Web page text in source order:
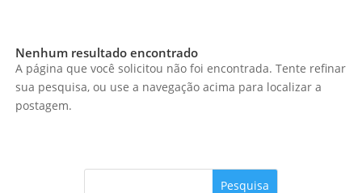
Nenhum resultado encontrado
A página que você solicitou não foi encontrada. Tente refinar
sua pesquisa, ou use a navegação acima para localizar a
postagem.